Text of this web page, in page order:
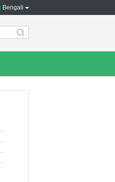
Bengali
search